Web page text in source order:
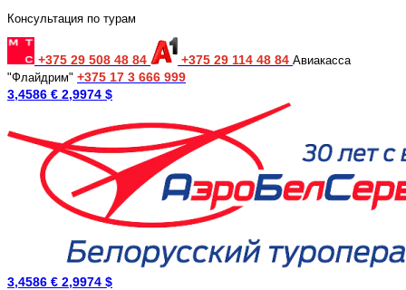
Консультация по турам
+375 29 508 48 84 +375 29 114 48 84 Авиакасса
"Флайдрим" +375 17 3 666 999
3,4586 € 2,9974 $
3,4586 € 2,9974 $